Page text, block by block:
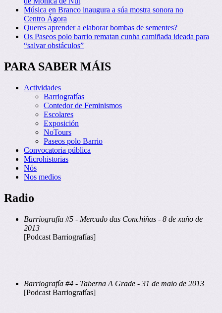
Música en Branco inaugura a súa mostra sonora no
Centro Ágora
Queres aprender a elaborar bombas de sementes?
Os Paseos polo barrio rematan cunha camiñada ideada para
“salvar obstáculos”
PARA SABER MÁIS
Actividades
Barriografías
Contedor de Feminismos
Escolares
Exposición
NoTours
Paseos polo Barrio
Convocatoria pública
Microhistorias
Nós
Nos medios
Radio
Barriografía #5 - Mercado das Conchiñas - 8 de xuño de
2013
[Podcast Barriografías]
Barriografía #4 - Taberna A Grade - 31 de maio de 2013
[Podcast Barriografías]